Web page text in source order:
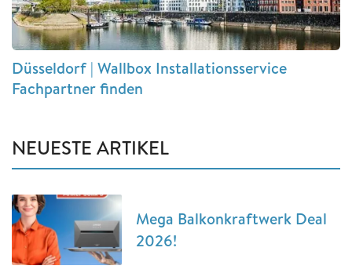
Düsseldorf | Wallbox Installationsservice
Fachpartner finden
NEUESTE ARTIKEL
Mega Balkonkraftwerk Deal
2026!